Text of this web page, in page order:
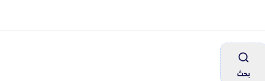
بحث